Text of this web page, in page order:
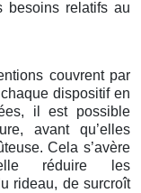
besoins relatifs au
couvrent par
dispositif en
il est possible
avant qu’elles
Cela s’avère
réduire les
rideau, de surcroît